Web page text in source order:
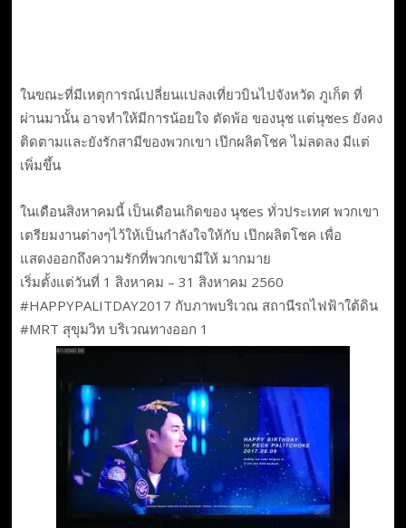
ในขณะที่มีเหตุการณ์เปลี่ยนแปลงเที่ยวบินไปจังหวัด ภูเก็ต ที่
ผ่านมานั้น อาจทำให้มีการน้อยใจ ตัดพ้อ ของนุช แต่นุชes ยังคง
ติดตามและยังรักสามีของพวกเขา เป๊กผลิตโชค ไม่ลดลง มีแต่
เพิ่มขึ้น
ในเดือนสิงหาคมนี้ เป็นเดือนเกิดของ นุชes ทั่วประเทศ พวกเขา
เตรียมงานต่างๆไว้ให้เป็นกำลังใจให้กับ เป๊กผลิตโชค เพื่อ
แสดงออกถึงความรักที่พวกเขามีให้ มากมาย
เริ่มตั้งแต่วันที่ 1 สิงหาคม – 31 สิงหาคม 2560
#HAPPYPALITDAY2017 กับภาพบริเวณ สถานีรถไฟฟ้าใต้ดิน
#MRT สุขุมวิท บริเวณทางออก 1